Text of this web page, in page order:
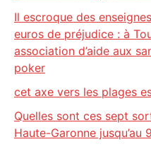
Il escroque des
euros de préjudice : à
association d’aide aux
poker
cet axe vers les plages
Quelles sont ces sept
Haute-Garonne jusqu’au